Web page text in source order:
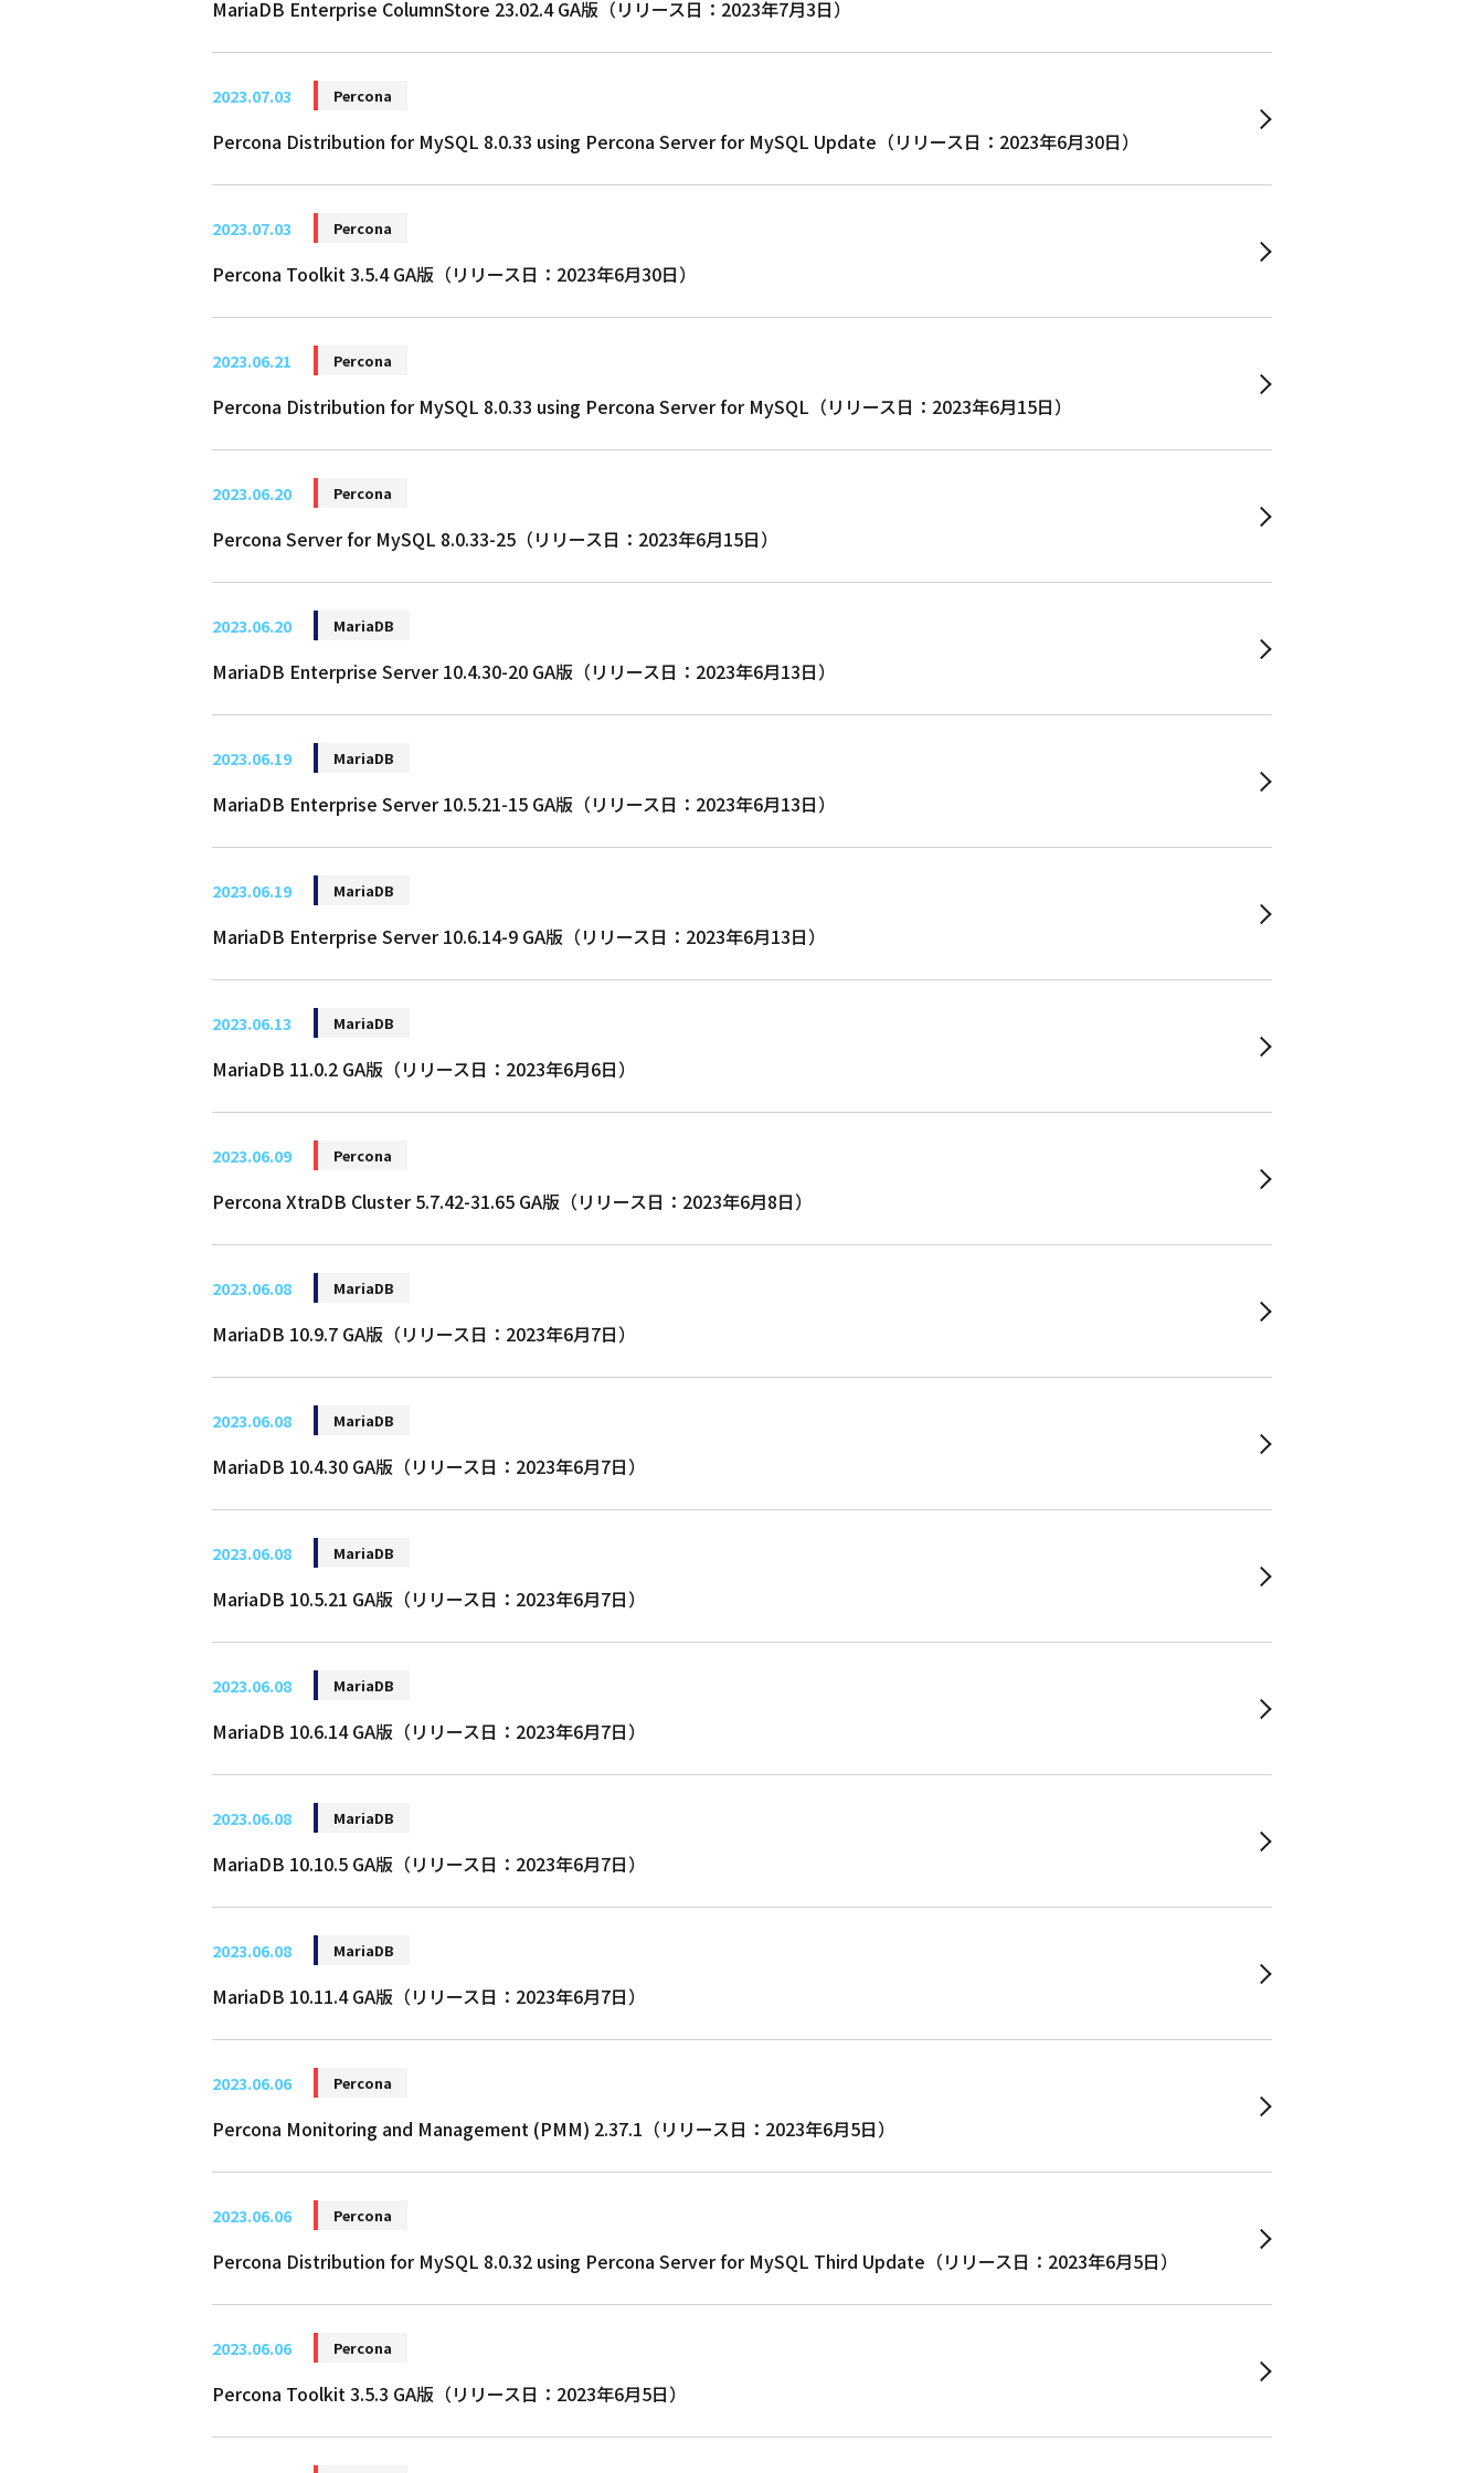
MariaDB Enterprise ColumnStore 23.02.4 GA版（リリース日：2023年7月3日）
2023.07.03 Percona
Percona Distribution for MySQL 8.0.33 using Percona Server for MySQL Update（リリース日：2023年6月30日）
2023.07.03 Percona
Percona Toolkit 3.5.4 GA版（リリース日：2023年6月30日）
2023.06.21 Percona
Percona Distribution for MySQL 8.0.33 using Percona Server for MySQL（リリース日：2023年6月15日）
2023.06.20 Percona
Percona Server for MySQL 8.0.33-25（リリース日：2023年6月15日）
2023.06.20 MariaDB
MariaDB Enterprise Server 10.4.30-20 GA版（リリース日：2023年6月13日）
2023.06.19 MariaDB
MariaDB Enterprise Server 10.5.21-15 GA版（リリース日：2023年6月13日）
2023.06.19 MariaDB
MariaDB Enterprise Server 10.6.14-9 GA版（リリース日：2023年6月13日）
2023.06.13 MariaDB
MariaDB 11.0.2 GA版（リリース日：2023年6月6日）
2023.06.09 Percona
Percona XtraDB Cluster 5.7.42-31.65 GA版（リリース日：2023年6月8日）
2023.06.08 MariaDB
MariaDB 10.9.7 GA版（リリース日：2023年6月7日）
2023.06.08 MariaDB
MariaDB 10.4.30 GA版（リリース日：2023年6月7日）
2023.06.08 MariaDB
MariaDB 10.5.21 GA版（リリース日：2023年6月7日）
2023.06.08 MariaDB
MariaDB 10.6.14 GA版（リリース日：2023年6月7日）
2023.06.08 MariaDB
MariaDB 10.10.5 GA版（リリース日：2023年6月7日）
2023.06.08 MariaDB
MariaDB 10.11.4 GA版（リリース日：2023年6月7日）
2023.06.06 Percona
Percona Monitoring and Management (PMM) 2.37.1（リリース日：2023年6月5日）
2023.06.06 Percona
Percona Distribution for MySQL 8.0.32 using Percona Server for MySQL Third Update（リリース日：2023年6月5日）
2023.06.06 Percona
Percona Toolkit 3.5.3 GA版（リリース日：2023年6月5日）